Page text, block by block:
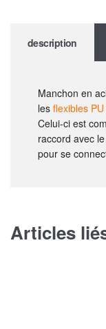
description
Manchon en
les flexibles PU
Celui-ci est
raccord avec
pour se
Articles